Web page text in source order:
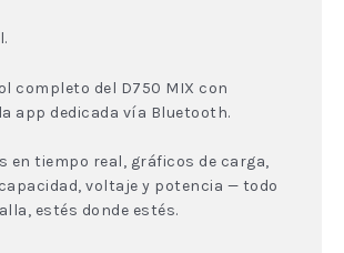
completo del D750 MIX con
app dedicada vía Bluetooth.
en tiempo real, gráficos de carga,
voltaje y potencia — todo
estés donde estés.